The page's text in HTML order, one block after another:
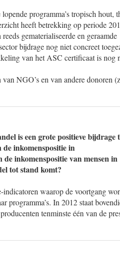
programma’s tropisch hout,
heeft betrekking op periode
gematerialiseerde en geraamde
bijdrage nog niet concreet
van het ASC certificaat is nog
NGO’s en van andere donoren
is een grote positieve bijdrage
inkomenspositie in
inkomenspositie van mensen in
tot stand komt?
indicatoren waarop de voortgang
programma’s. In 2012 staat
tenminste één van de